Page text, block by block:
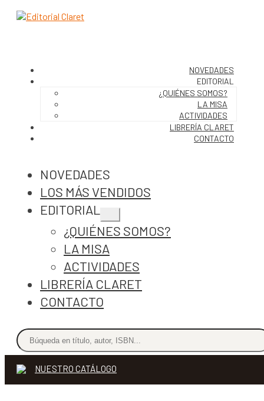
NOVEDADES
EDITORIAL
¿QUIÉNES SOMOS?
LA MISA
ACTIVIDADES
LIBRERÍA CLARET
CONTACTO
NOVEDADES
LOS MÁS VENDIDOS
EDITORIAL
Expandir
el
menú
¿QUIÉNES SOMOS?
LA MISA
ACTIVIDADES
LIBRERÍA CLARET
CONTACTO
NUESTRO CATÁLOGO